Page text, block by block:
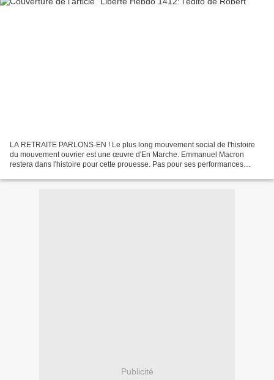
LA RETRAITE PARLONS-EN ! Le plus long mouvement social de l'histoire
du mouvement ouvrier est une œuvre d'En Marche. Emmanuel Macron
restera dans l'histoire pour cette prouesse. Pas pour ses performances
Publicité